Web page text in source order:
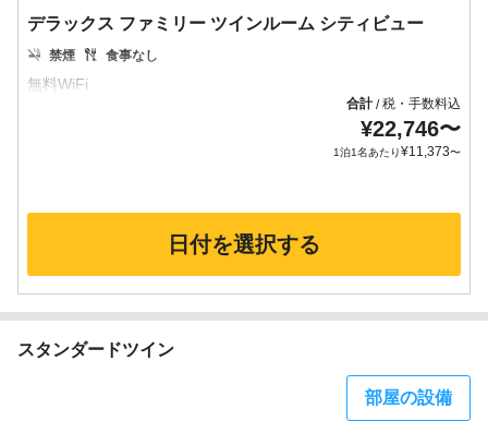
デラックス ファミリー ツインルーム シティビュー
禁煙 食事なし
合計/税・手数料込
¥22,746〜
1泊1名あたり¥11,373〜
日付を選択する
スタンダードツイン
部屋の設備